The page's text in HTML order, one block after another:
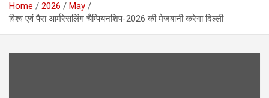
Home 2026
May
विश्व एवं पैरा आर्मरेसलिंग चैम्पियनशिप-2026 की मेजबानी करेगा दिल्ली